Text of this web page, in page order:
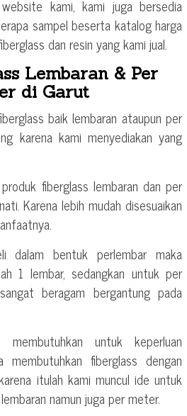
kami, kami juga bersedia
sampel beserta katalog harga
dan resin yang kami jual.
Lembaran & Per
di Garut
baik lembaran ataupun per
karena kami menyediakan yang
fiberglass lembaran dan per
Karena lebih mudah disesuaikan
dalam bentuk perlembar maka
1 lembar, sedangkan untuk per
beragam bergantung pada
untuk keperluan
membutuhkan fiberglass dengan
itulah kami muncul ide untuk
namun juga per meter.